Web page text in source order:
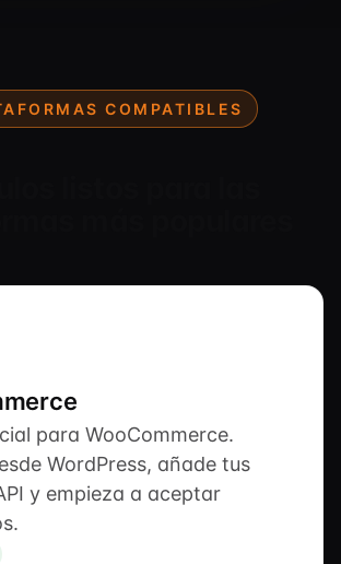
COMPATIBLES
para WooCommerce.
WordPress, añade tus
y empieza a aceptar